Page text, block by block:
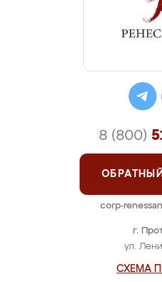
г.
ул.
СХЕМА
8 (800)
corp-